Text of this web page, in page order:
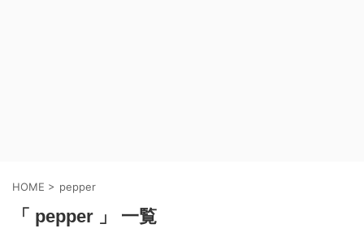
HOME > pepper
「 pepper 」 一覧